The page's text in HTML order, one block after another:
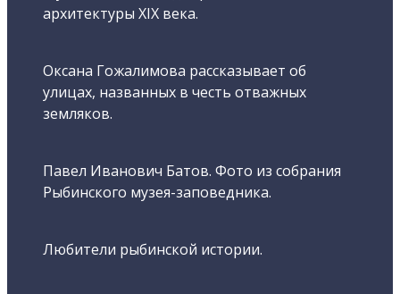
архитектуры XIX века.
Оксана Гожалимова рассказывает об
улицах, названных в честь отважных
земляков.
Павел Иванович Батов. Фото из собрания
Рыбинского музея-заповедника.
Любители рыбинской истории.